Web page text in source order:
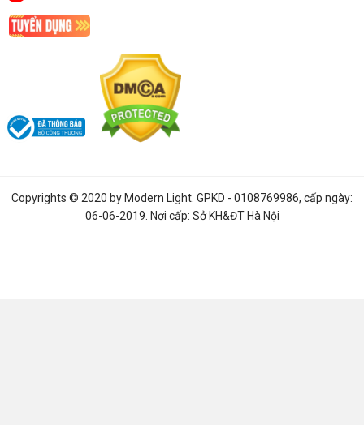
Copyrights © 2020 by Modern Light . GPKD - 0108769986, cấp ngày:
06-06-2019. Nơi cấp: Sở KH&ĐT Hà Nội